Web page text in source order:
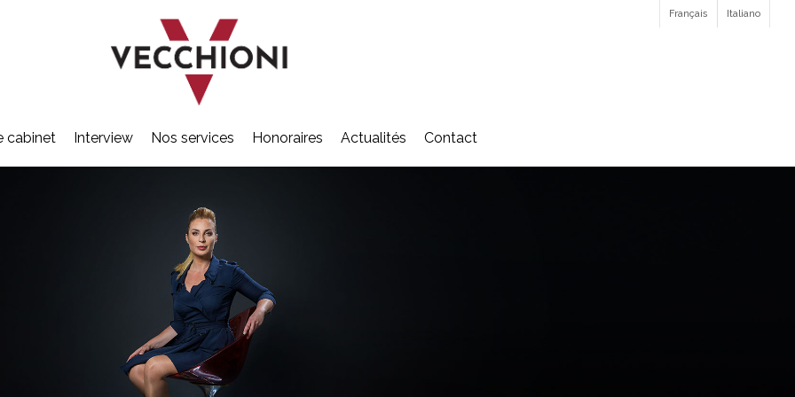
Français Italiano
cabinet Interview Nos services Honoraires Actualités Contact